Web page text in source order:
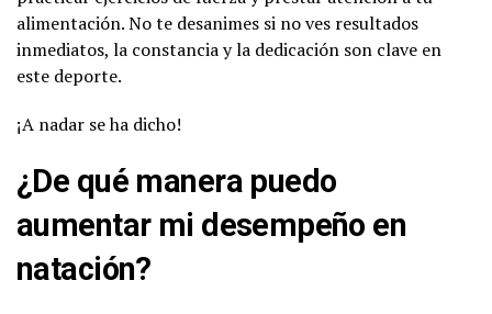
alimentación. No te desanimes si no ves resultados
inmediatos, la constancia y la dedicación son clave en
este deporte.
¡A nadar se ha dicho!
¿De qué manera puedo
aumentar mi desempeño en
natación?